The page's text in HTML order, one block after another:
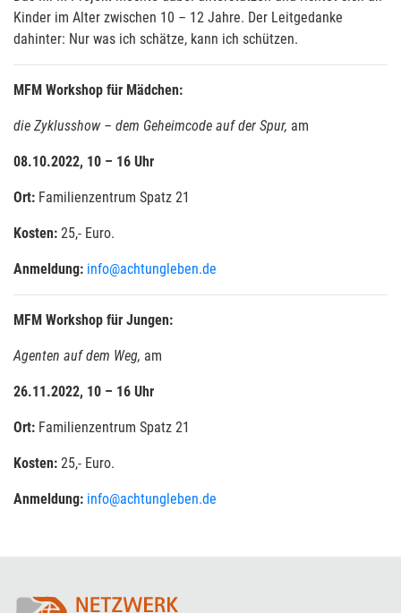
Kinder im Alter zwischen 10 – 12 Jahre. Der Leitgedanke
dahinter: Nur was ich schätze, kann ich schützen.
MFM Workshop für Mädchen:
die Zyklusshow – dem Geheimcode auf der Spur, am
08.10.2022, 10 – 16 Uhr
Ort: Familienzentrum Spatz 21
Kosten: 25,- Euro.
Anmeldung: info@achtungleben.de
MFM Workshop für Jungen:
Agenten auf dem Weg, am
26.11.2022, 10 – 16 Uhr
Ort: Familienzentrum Spatz 21
Kosten: 25,- Euro.
Anmeldung: info@achtungleben.de